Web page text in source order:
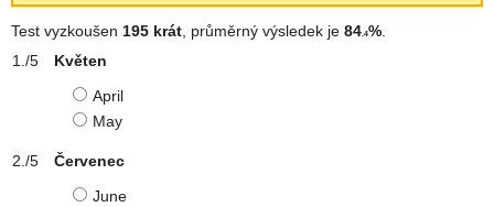
Test vyzkoušen 195 krát, průměrný výsledek je 84.4%.
Květen
April
May
Červenec
June